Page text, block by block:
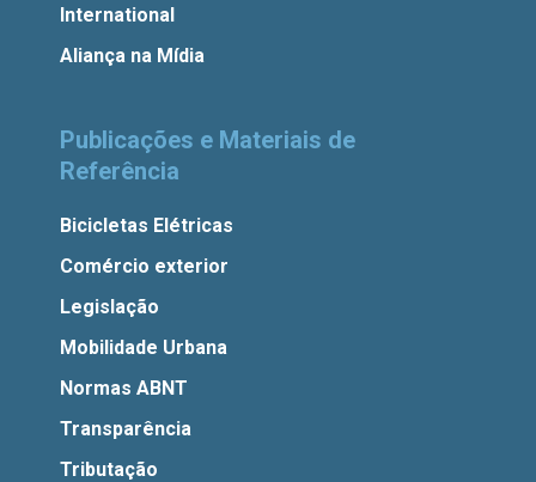
International
Aliança na Mídia
Publicações e Materiais de
Referência
Bicicletas Elétricas
Comércio exterior
Legislação
Mobilidade Urbana
Normas ABNT
Transparência
Tributação